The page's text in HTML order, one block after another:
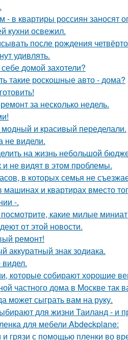
- в квартиры россиян заносят
кухни освежил.
после рождения
удивлять.
домой захотели?
такие роскошные авто - дома?
за несколько недель.
и красивый переделали.
не видели.
на жизнь небольшой
не видят в этом проблемы.
в которых семья не
и квартирах вместо
-.
посмотрите, какие милые
от этой новости.
ремонт!
аккуратный знак зодиака.
видел.
которые собирают хорошие
частного дома в Москве так
может сыграть вам на руку.
для жизни Таиланд - и
для мебели Abdeckplane:
и грязи с помощью пленки во